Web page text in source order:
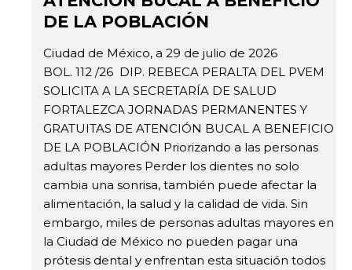
DE LA POBLACIÓN
Ciudad de México, a 29 de julio de 2026
BOL. 112 /26 DIP. REBECA PERALTA DEL PVEM
SOLICITA A LA SECRETARÍA DE SALUD
FORTALEZCA JORNADAS PERMANENTES Y
GRATUITAS DE ATENCIÓN BUCAL A BENEFICIO
DE LA POBLACIÓN Priorizando a las personas
adultas mayores Perder los dientes no solo
cambia una sonrisa, también puede afectar la
alimentación, la salud y la calidad de vida. Sin
embargo, miles de personas adultas mayores en
la Ciudad de México no pueden pagar una
prótesis dental y enfrentan esta situación todos